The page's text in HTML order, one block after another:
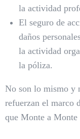
la actividad
El seguro de
daños
la actividad
la póliza.
No son lo mismo y
refuerzan el marco
que Monte a Monte